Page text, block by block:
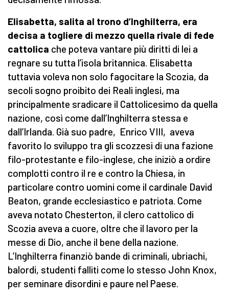
Elisabetta, salita al trono d’Inghilterra, era
decisa a togliere di mezzo quella rivale di fede
cattolica che poteva vantare più diritti di lei a
regnare su tutta l’isola britannica. Elisabetta
tuttavia voleva non solo fagocitare la Scozia, da
secoli sogno proibito dei Reali inglesi, ma
principalmente sradicare il Cattolicesimo da quella
nazione, così come dall’Inghilterra stessa e
dall’Irlanda. Già suo padre, Enrico VIII, aveva
favorito lo sviluppo tra gli scozzesi di una fazione
filo-protestante e filo-inglese, che iniziò a ordire
complotti contro il re e contro la Chiesa, in
particolare contro uomini come il cardinale David
Beaton, grande ecclesiastico e patriota. Come
aveva notato Chesterton, il clero cattolico di
Scozia aveva a cuore, oltre che il lavoro per la
messe di Dio, anche il bene della nazione.
L’Inghilterra finanziò bande di criminali, ubriachi,
balordi, studenti falliti come lo stesso John Knox,
per seminare disordini e paure nel Paese.